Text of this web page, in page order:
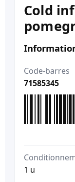
Cold
Code-barres
71585345
1 u